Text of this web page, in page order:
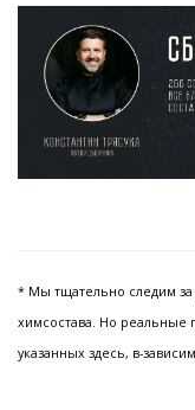
* Мы тщательно следим за
химсостава. Но реальные
указанных здесь, в-